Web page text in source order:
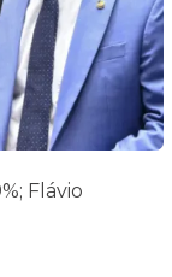
Flávio